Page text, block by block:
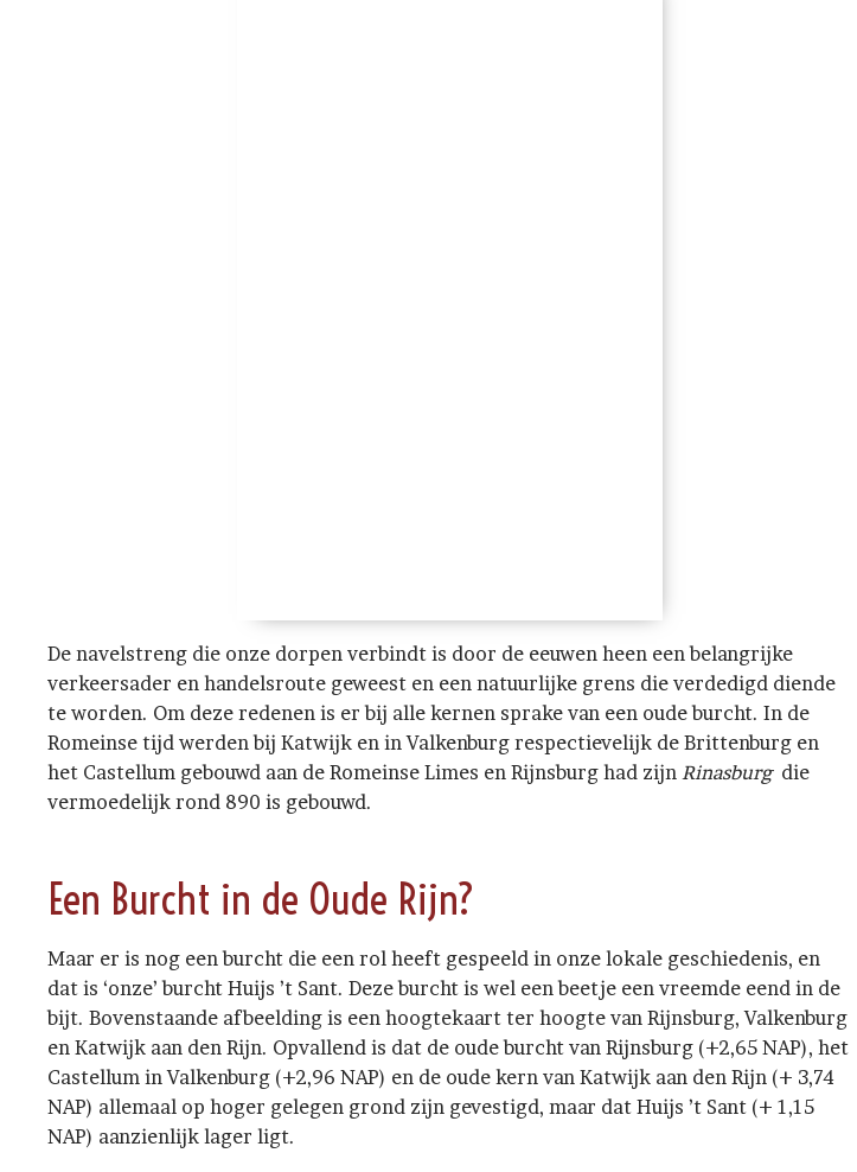
De navelstreng die onze dorpen verbindt is door de eeuwen heen een belangrijke
verkeersader en handelsroute geweest en een natuurlijke grens die verdedigd diende
te worden. Om deze redenen is er bij alle kernen sprake van een oude burcht. In de
Romeinse tijd werden bij Katwijk en in Valkenburg respectievelijk de Brittenburg en
het Castellum gebouwd aan de Romeinse Limes en Rijnsburg had zijn Rinasburgdie
vermoedelijk rond 890 is gebouwd.
Een Burcht in de Oude Rijn?
Maar er is nog een burcht die een rol heeft gespeeld in onze lokale geschiedenis, en
dat is ‘onze’ burcht Huijs ’t Sant. Deze burcht is wel een beetje een vreemde eend in de
bijt. Bovenstaande afbeelding is een hoogtekaart ter hoogte van Rijnsburg, Valkenburg
en Katwijk aan den Rijn. Opvallend is dat de oude burcht van Rijnsburg (+2,65 NAP), het
Castellum in Valkenburg (+2,96 NAP) en de oude kern van Katwijk aan den Rijn (+ 3,74
NAP) allemaal op hoger gelegen grond zijn gevestigd, maar dat Huijs ’t Sant (+ 1,15
NAP) aanzienlijk lager ligt.